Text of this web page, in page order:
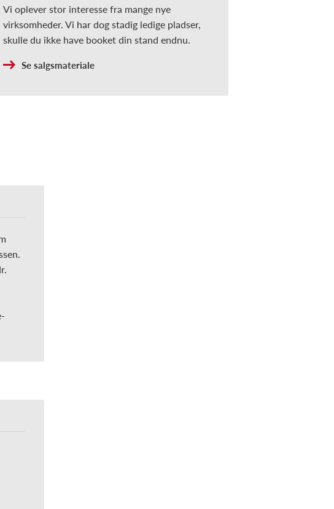
Vi oplever stor interesse fra mange nye
virksomheder. Vi har dog stadig ledige pladser,
skulle du ikke have booket din stand endnu.
Se salgsmateriale